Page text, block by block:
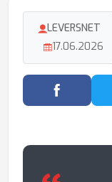
LEVERSNET
17.06.2026